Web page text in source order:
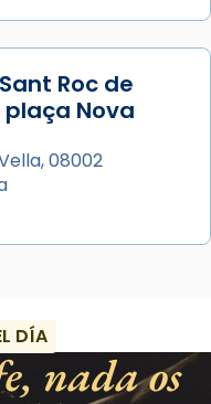
Roc de
Nova
08002
DÍA
nada os